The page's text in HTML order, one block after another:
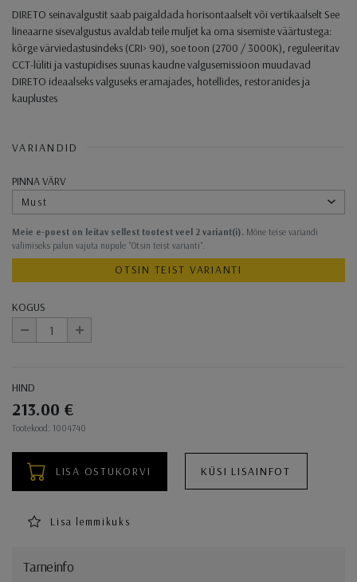
DIRETO seinavalgustit saab paigaldada horisontaalselt või vertikaalselt See
lineaarne sisevalgustus avaldab teile muljet ka oma sisemiste väärtustega:
kõrge värviedastusindeks (CRI> 90), soe toon (2700 / 3000K), reguleeritav
CCT-lüliti ja vastupidises suunas kaudne valgusemissioon muudavad
DIRETO ideaalseks valguseks eramajades, hotellides, restoranides ja
kauplustes
VARIANDID
PINNA VÄRV
Must
Meie e-poest on leitav sellest tootest veel 2 variant(i). Mõne teise variandi
valimiseks palun vajuta nupule "Otsin teist varianti".
OTSIN TEIST VARIANTI
KOGUS
+
Ostukorvi toimingud
HIND
213.00 €
Tootekood: 1004740
LISA OSTUKORVI KÜSI LISAINFOT
Lisa lemmikuks
Tarneinfo